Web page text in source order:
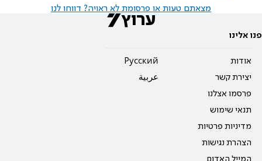
מצאתם טעות או פרסומת לא ראויה? דווחו לנו
פנו אלינו
אודות
יצירת קשר
פרסמו אצלנו
תנאי שימוש
מדיניות פרטיות
הצהרת נגישות
המייל האדום
Pусский
عربية